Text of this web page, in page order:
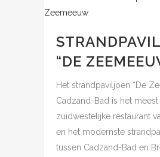
“DE
Het strandpaviljoen “De
Cadzand-Bad is het meest
zuidwestelijke restaurant
en het modernste
tussen Cadzand-Bad en